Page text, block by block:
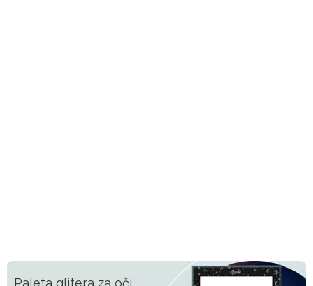
Paleta glitera za oči